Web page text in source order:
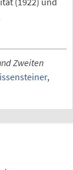
Zweiten
,